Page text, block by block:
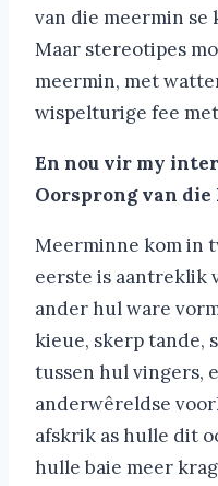
van die meermin
Maar stereotipes
meermin, met
wispelturige fee met
En nou vir my
Oorsprong van die
Meerminne kom in
eerste is aantreklik
ander hul ware
kieue, skerp tande,
tussen hul vingers,
anderwêreldse
afskrik as hulle dit
hulle baie meer